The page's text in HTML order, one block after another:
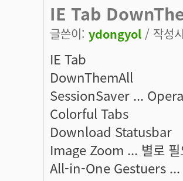
IE Tab
글쓴이: ydongyol / 작성
IE Tab
DownThemAll
SessionSaver ... Opera
Colorful Tabs
Download Statusbar
Image Zoom ... 별로 필
All-in-One Gestuers